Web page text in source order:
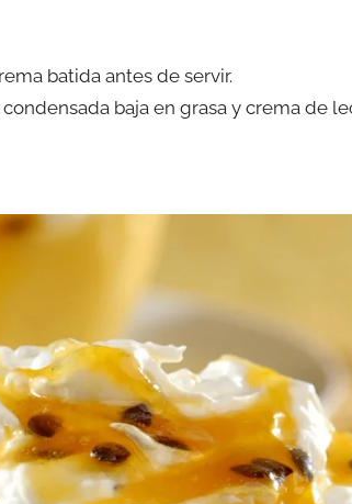
batida antes de servir.
baja en grasa y crema de